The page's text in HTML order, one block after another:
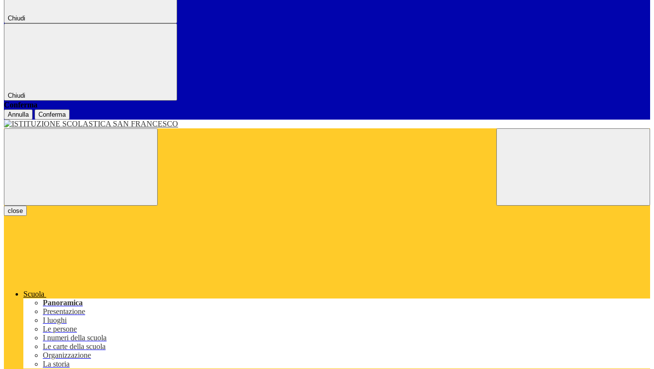
Chiudi
Chiudi
Conferma
Annulla Conferma
close
Scuola
Panoramica
Presentazione
I luoghi
Le persone
I numeri della scuola
Le carte della scuola
Organizzazione
La storia